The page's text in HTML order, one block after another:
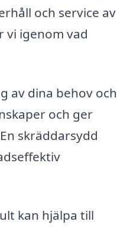
och service av
vi igenom vad
av dina behov och
och ger
skräddarsydd
kan hjälpa till